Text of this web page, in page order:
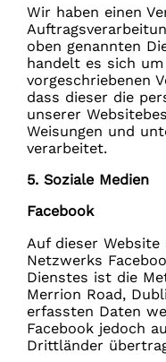
Wir haben einen
oben genannten
handelt es sich
vorgeschriebenen
dass dieser die
unserer
Weisungen und
verarbeitet.
5. Soziale Medien
Facebook
Auf dieser
Netzwerks
Dienstes ist die
Merrion Road,
erfassten Daten
Facebook jedoch
Drittländer